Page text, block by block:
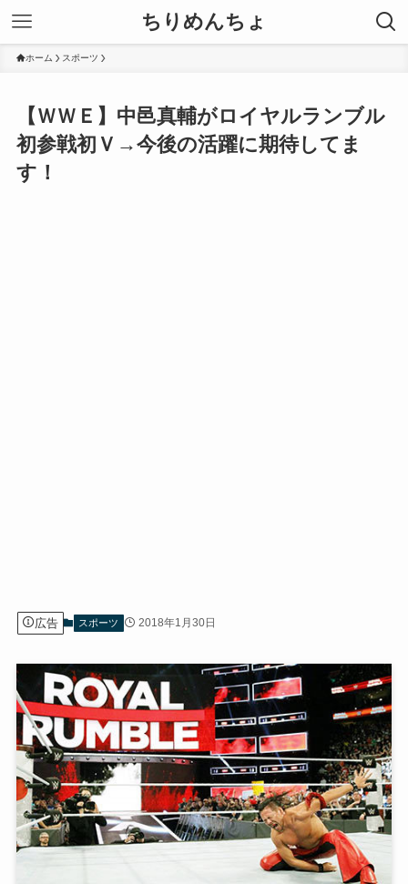
ちりめんちょ
ホーム スポーツ
【ＷＷＥ】中邑真輔がロイヤルランブル
初参戦初Ｖ→今後の活躍に期待してま
す！
広告 スポーツ 2018年1月30日